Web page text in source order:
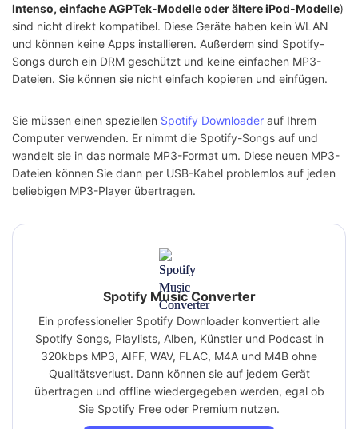
Intenso, einfache AGPTek-Modelle oder ältere iPod-Modelle)
sind nicht direkt kompatibel. Diese Geräte haben kein WLAN
und können keine Apps installieren. Außerdem sind Spotify-
Songs durch ein DRM geschützt und keine einfachen MP3-
Dateien. Sie können sie nicht einfach kopieren und einfügen.
Sie müssen einen speziellen Spotify Downloader auf Ihrem
Computer verwenden. Er nimmt die Spotify-Songs auf und
wandelt sie in das normale MP3-Format um. Diese neuen MP3-
Dateien können Sie dann per USB-Kabel problemlos auf jeden
beliebigen MP3-Player übertragen.
Spotify Music Converter
Ein professioneller Spotify Downloader konvertiert alle
Spotify Songs, Playlists, Alben, Künstler und Podcast in
320kbps MP3, AIFF, WAV, FLAC, M4A und M4B ohne
Qualitätsverlust. Dann können sie auf jedem Gerät
übertragen und offline wiedergegeben werden, egal ob
Sie Spotify Free oder Premium nutzen.